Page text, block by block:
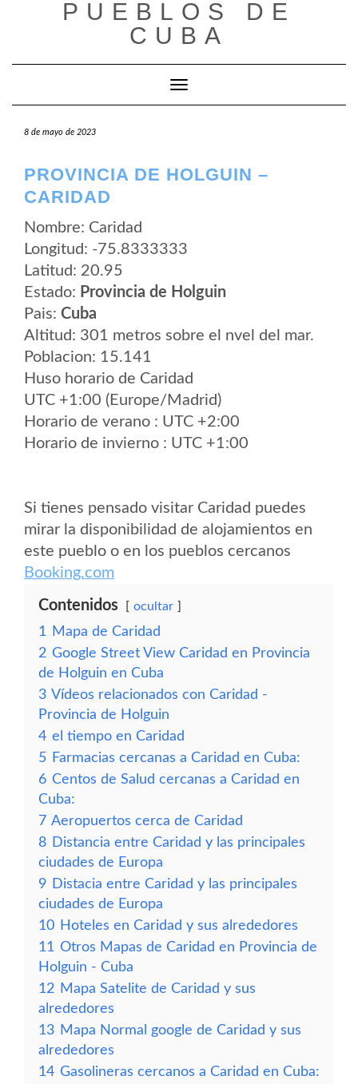
PUEBLOS DE
CUBA
Cambiar modo de navegación
8 de mayo de 2023
PROVINCIA DE HOLGUIN –
CARIDAD
Nombre: Caridad
Longitud: -75.8333333
Latitud: 20.95
Estado: Provincia de Holguin
Pais: Cuba
Altitud: 301 metros sobre el nvel del mar.
Poblacion: 15.141
Huso horario de Caridad
UTC +1:00 (Europe/Madrid)
Horario de verano : UTC +2:00
Horario de invierno : UTC +1:00
Si tienes pensado visitar Caridad puedes
mirar la disponibilidad de alojamientos en
este pueblo o en los pueblos cercanos
Booking.com
Contenidos ocultar
1
Mapa de Caridad
2 Google Street View Caridad en Provincia
de Holguin en Cuba
3 Vídeos relacionados con Caridad -
Provincia de Holguin
4 el tiempo en Caridad
5 Farmacias cercanas a Caridad en Cuba:
6 Centos de Salud cercanas a Caridad en
Cuba:
7 Aeropuertos cerca de Caridad
8 Distancia entre Caridad y las principales
ciudades de Europa
9 Distacia entre Caridad y las principales
ciudades de Europa
10 Hoteles en Caridad y sus alrededores
11 Otros Mapas de Caridad en Provincia de
Holguin - Cuba
12 Mapa Satelite de Caridad y sus
alrededores
13 Mapa Normal google de Caridad y sus
alrededores
14 Gasolineras cercanos a Caridad en Cuba: